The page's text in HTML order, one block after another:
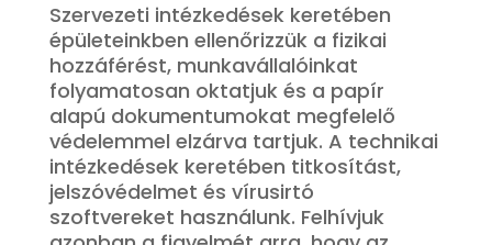
Szervezeti intézkedések keretében
épületeinkben ellenőrizzük a fizikai
hozzáférést, munkavállalóinkat
folyamatosan oktatjuk és a papír
alapú dokumentumokat megfelelő
védelemmel elzárva tartjuk. A technikai
intézkedések keretében titkosítást,
jelszóvédelmet és vírusirtó
szoftvereket használunk. Felhívjuk